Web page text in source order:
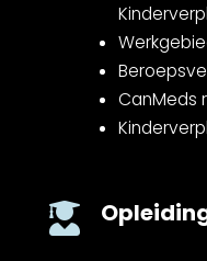
CanMeds
